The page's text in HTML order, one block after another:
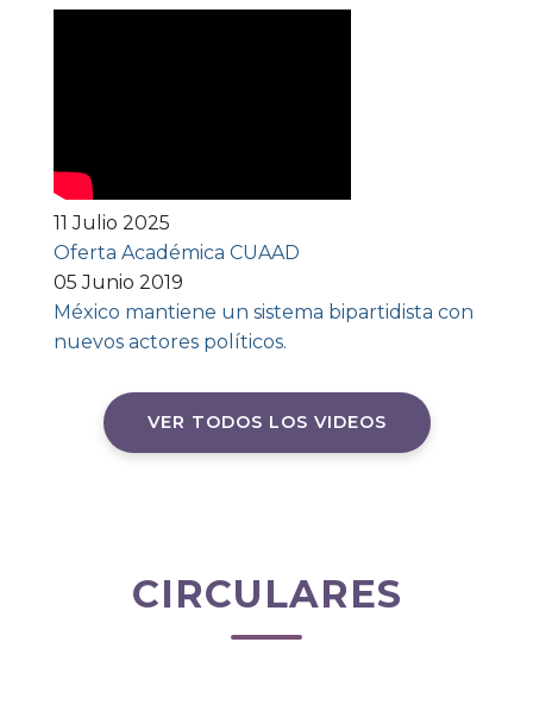
11 Julio 2025
Oferta Académica CUAAD
05 Junio 2019
México mantiene un sistema bipartidista con
nuevos actores políticos.
VER TODOS LOS VIDEOS
CIRCULARES